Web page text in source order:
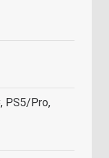
PS5/Pro,